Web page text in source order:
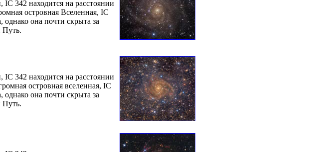
342 находится на расстоянии
островная Вселенная, IC
однако она почти скрыта за
Путь.
342 находится на расстоянии
островная вселенная, IC
однако она почти скрыта за
Путь.